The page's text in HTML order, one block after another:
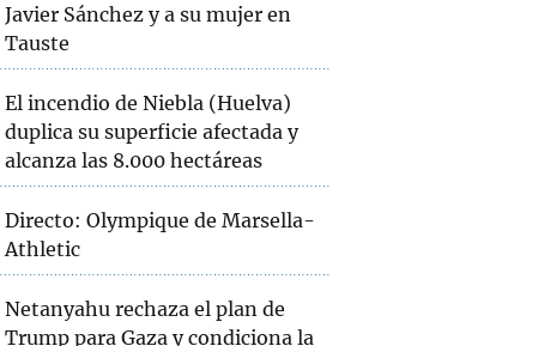
Javier Sánchez y a su mujer en
Tauste
El incendio de Niebla (Huelva)
duplica su superficie afectada y
alcanza las 8.000 hectáreas
Directo: Olympique de Marsella-
Athletic
Netanyahu rechaza el plan de
Trump para Gaza y condiciona la